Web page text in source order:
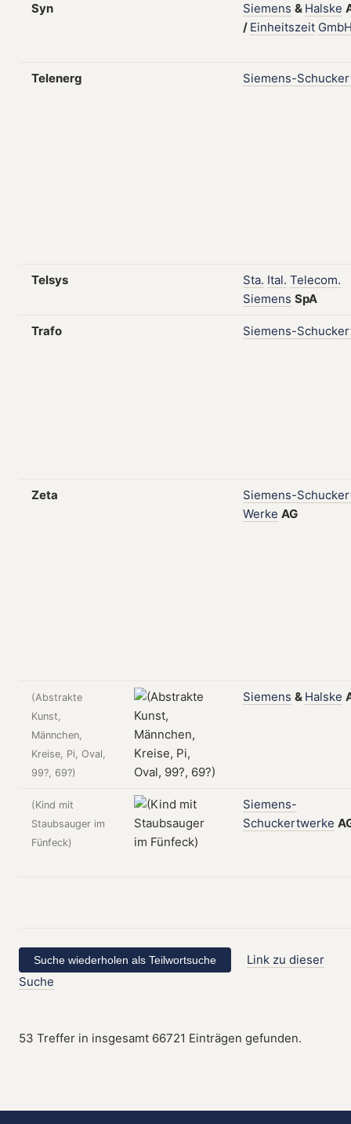
Syn Siemens & Halske
/ Einheitszeit
Telenerg Siemens-
Telsys Sta. Ital. Telecom.
Siemens SpA
Trafo Siemens-
Zeta
Siemens-
Werke AG
(Abstrakte
Kunst,
Männchen,
Kreise, Pi, Oval,
99?, 69?)
Siemens & Halske
(Kind mit
Staubsauger im
Fünfeck)
Siemens-
Schuckertwerke
Link zu dieser
Suche
53 Treffer in insgesamt 66721 Einträgen gefunden.